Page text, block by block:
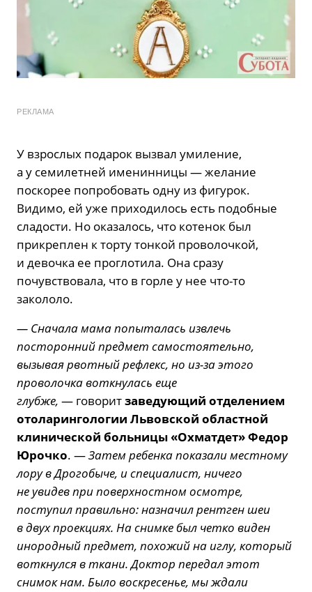
РЕКЛАМА
У взрослых подарок вызвал умиление,
а у семилетней именинницы — желание
поскорее попробовать одну из фигурок.
Видимо, ей уже приходилось есть подобные
сладости. Но оказалось, что котенок был
прикреплен к торту тонкой проволочкой,
и девочка ее проглотила. Она сразу
почувствовала, что в горле у нее что-то
закололо.
— Сначала мама попыталась извлечь
посторонний предмет самостоятельно,
вызывая рвотный рефлекс, но из-за этого
проволочка воткнулась еще
глубже, — говоритзаведующий отделением
отоларингологии Львовской областной
клинической больницы «Охматдет» Федор
Юрочко. —Затем ребенка показали местному
лору в Дрогобыче, и специалист, ничего
не увидев при поверхностном осмотре,
поступил правильно: назначил рентген шеи
в двух проекциях. На снимке был четко виден
инородный предмет, похожий на иглу, который
воткнулся в ткани. Доктор передал этот
снимок нам. Было воскресенье, мы ждали